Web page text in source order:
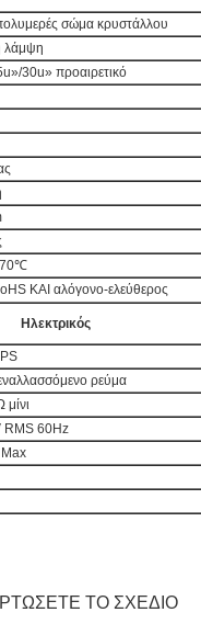
σώμα κρυστάλλου
λάμψη
30u» προαιρετικό
70℃
ΚΑΙ αλόγονο-ελεύθερος
Ηλεκτρικός
ρεύμα
μίνι
RMS 60Hz
Max
ΤΟ ΣΧΕΔΙΟ